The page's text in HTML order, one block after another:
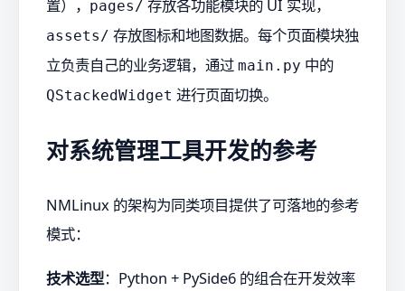
置）， pages/ 存放各功能模块的 UI 实现，
assets/ 存放图标和地图数据。每个页面模块独
立负责自己的业务逻辑，通过 main.py 中的
QStackedWidget 进行页面切换。
对系统管理工具开发的参考
NMLinux 的架构为同类项目提供了可落地的参考
模式：
技术选型：Python + PySide6 的组合在开发效率